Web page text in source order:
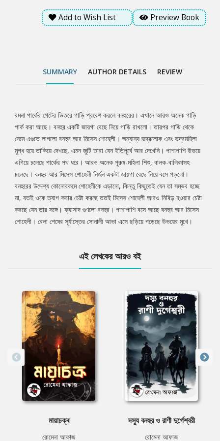
শোহেলী। বেলা শেষের সূর্যাস্তের সোনালী আভা এসে ছড়িয়ে পড়েছে উভয়ের
মুখে। Add to Wish List Preview Book
SUMMARY AUTHOR DETAILS REVIEW
Tab
Article
রমনা পার্কের গেটের ভিতরে গাড়ি প্রবেশ করলে বনহুরের। এখানে আরও অনেক গাড়ি
পার্ক করা আছে। বনহুর একটি জায়গা বেছে নিয়ে গাড়ি রাখলো। তারপর গাড়ি থেকে
নেমে এগুতে লাগলো বনহুর আর মিসেস শোহেলী। অন্যান্য ভদ্রলোক এবং ভদ্রমহিলা
মুগ্ধ হয়ে তাকিয়ে দেখছে, এমন জুটি তারা যেন ইতিপূর্বে আর দেখেনি। পাশাপাশি উভয়ে
এগিয়ে চলেছে পার্কের পথ ধরে। আরও অনেক পুরুষ-মহিলা শিশু, বালক-বালিকাসহ
চলেছে। বনহুর আর মিসেস শোহেলী নির্জন একটা জায়গা বেছে নিয়ে বসে পড়লো।
বনহুরের উদ্দেশ্য কোনোরকমে শোহেলীকে এড়ানো, কিন্তু কিছুতেই যেন তা সম্ভব হচ্ছে
না, যতই ওকে ত্যাগ করার চেষ্টা করছে ততই মিসেস শোহেলী আরও নিবিড় হওয়ার চেষ্টা
করছে যেন তার সঙ্গে। ফ্যাসাদ গুণলো বনহুর। পাশাপাশি বসে আছে বনহুর আর মিসেস
শোহেলী। বেলা শেষের সূর্যাস্তের সোনালী আভা এসে ছড়িয়ে পড়েছে উভয়ের মুখে।
এই লেখকের আরও বই
মায়াচক্ৰ
রোমেনা আফাজ
দস্যু বনহুর ও রাণী দুর্গেশ্বরী
রোমেনা আফাজ